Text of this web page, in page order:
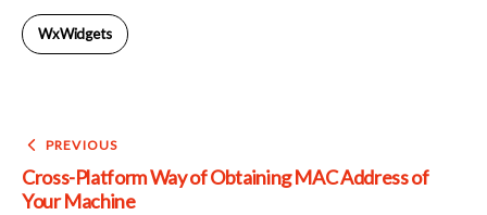
WxWidgets
Post
navigation
PREVIOUS
Cross-Platform Way of Obtaining MAC Address of
Your Machine